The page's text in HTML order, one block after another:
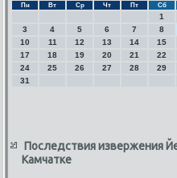
Пн Вт Ср Чт Пт Сб
1
3
4 5 6 7 8
10
11 12 13 14 15
17
18 19 20 21 22
24
25 26 27 28 29
31
Последствия извержения
Камчатке